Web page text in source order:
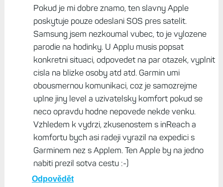
Pokud je mi dobre znamo, ten slavny Apple
poskytuje pouze odeslani SOS pres satelit.
Samsung jsem nezkoumal vubec, to je vylozene
parodie na hodinky. U Applu musis popsat
konkretni situaci, odpovedet na par otazek, vyplnit
cisla na blizke osoby atd atd. Garmin umi
obousmernou komunikaci, coz je samozrejme
uplne jiny level a uzivatelsky komfort pokud se
neco opravdu hodne nepovede nekde venku.
Vzhledem k vydrzi, zkusenostem s inReach a
komfortu bych asi radeji vyrazil na expedici s
Garminem nez s Applem. Ten Apple by na jedno
nabiti prezil sotva cestu :-)
Odpovědět